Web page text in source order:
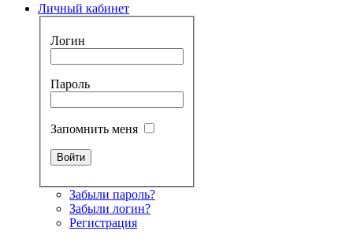
Личный кабинет
Логин
Пароль
Запомнить меня
Забыли пароль?
Забыли логин?
Регистрация